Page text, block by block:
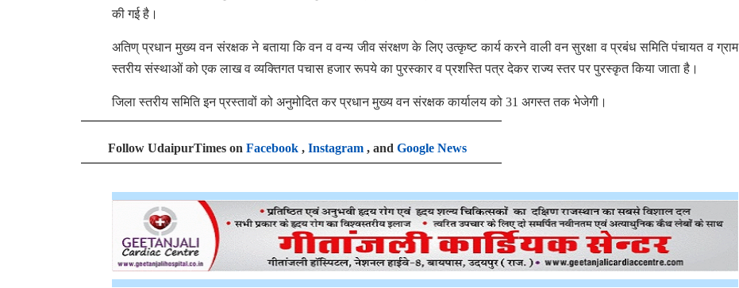
की गई है।
अतिण् प्रधान मुख्य वन संरक्षक ने बताया कि वन व वन्य जीव संरक्षण के लिए उत्कृष्ट कार्य करने वाली वन सुरक्षा व प्रबंध समिति पंचायत व ग्राम
स्तरीय संस्थाओं को एक लाख व व्यक्तिगत पचास हजार रूपये का पुरस्कार व प्रशस्ति पत्र देकर राज्य स्तर पर पुरस्कृत किया जाता है।
जिला स्तरीय समिति इन प्रस्तावों को अनुमोदित कर प्रधान मुख्य वन संरक्षक कार्यालय को 31 अगस्त तक भेजेगी।
Follow UdaipurTimes on Facebook , Instagram , and Google News